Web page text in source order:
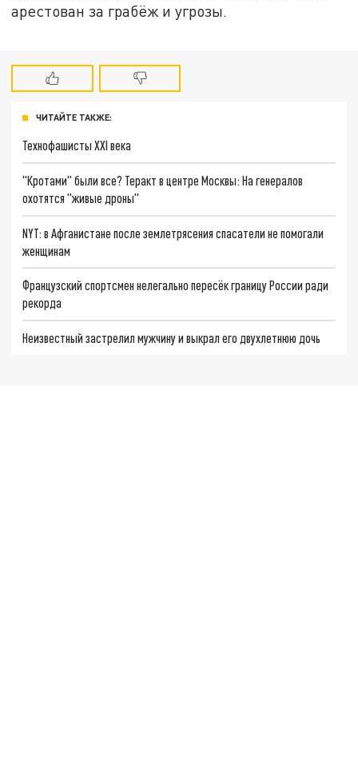
арестован за грабёж и угрозы.
ЧИТАЙТЕ ТАКЖЕ:
Технофашисты XXI века
"Кротами" были все? Теракт в центре Москвы: На генералов
охотятся "живые дроны"
NYT: в Афганистане после землетрясения спасатели не помогали
женщинам
Французский спортсмен нелегально пересёк границу России ради
рекорда
Неизвестный застрелил мужчину и выкрал его двухлетнюю дочь